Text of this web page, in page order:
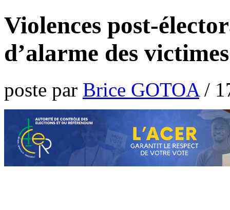
Violences post-
d’alarme des
poste par Brice GOTOA/